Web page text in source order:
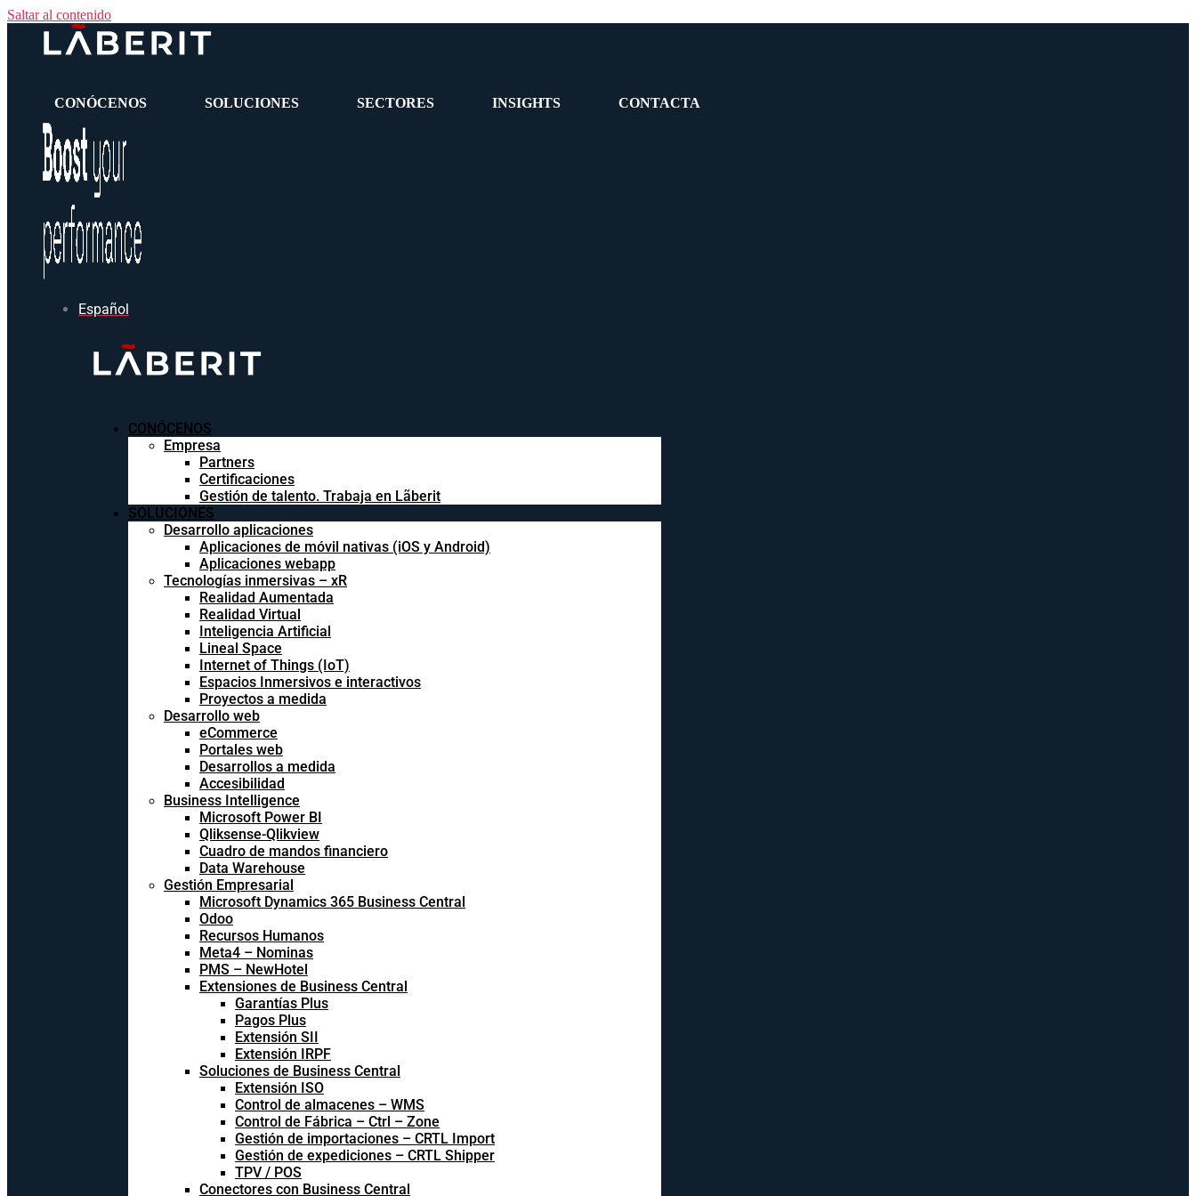
Saltar al contenido
CONÓCENOS SOLUCIONES SECTORES INSIGHTS CONTACTA
Español
CONÓCENOS
Empresa
Partners
Certificaciones
Gestión de talento. Trabaja en Lãberit
SOLUCIONES
Desarrollo aplicaciones
Aplicaciones de móvil nativas (iOS y Android)
Aplicaciones webapp
Tecnologías inmersivas – xR
Realidad Aumentada
Realidad Virtual
Inteligencia Artificial
Lineal Space
Internet of Things (IoT)
Espacios Inmersivos e interactivos
Proyectos a medida
Desarrollo web
eCommerce
Portales web
Desarrollos a medida
Accesibilidad
Business Intelligence
Microsoft Power BI
Qliksense-Qlikview
Cuadro de mandos financiero
Data Warehouse
Gestión Empresarial
Microsoft Dynamics 365 Business Central
Odoo
Recursos Humanos
Meta4 – Nominas
PMS – NewHotel
Extensiones de Business Central
Garantías Plus
Pagos Plus
Extensión SII
Extensión IRPF
Soluciones de Business Central
Extensión ISO
Control de almacenes – WMS
Control de Fábrica – Ctrl – Zone
Gestión de importaciones – CRTL Import
Gestión de expediciones – CRTL Shipper
TPV / POS
Conectores con Business Central